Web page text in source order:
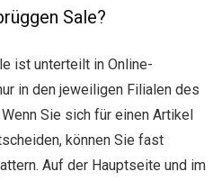
Sale?
ist unterteilt in Online-
in den jeweiligen Filialen des
Sie sich für einen Artikel
können Sie fast
Auf der Hauptseite und im